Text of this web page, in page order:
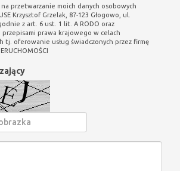
na przetwarzanie moich danych osobowych
Krzysztof Grzelak, 87-123 Głogowo, ul.
z art. 6 ust. 1 lit. A RODO oraz
przepisami prawa krajowego w celach
tj. oferowanie usług świadczonych przez firmę